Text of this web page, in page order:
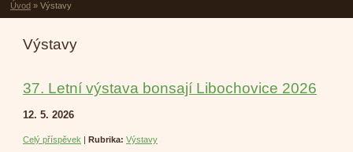
Úvod » Výstavy
Výstavy
37. Letní výstava bonsají Libochovice 2026
12. 5. 2026
Celý příspěvek | Rubrika: Výstavy